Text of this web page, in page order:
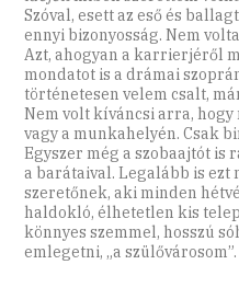
Szóval, esett az eső és
ennyi bizonyosság. Nem
Azt, ahogyan a karrierjéről
mondatot is a drámai
történetesen velem csalt,
Nem volt kíváncsi arra,
vagy a munkahelyén. Csak
Egyszer még a szobaajtót is
a barátaival. Legalább is ezt
szeretőnek, aki minden
haldokló, élhetetlen kis
könnyes szemmel, hosszú
emlegetni, „a szülővárosom”.